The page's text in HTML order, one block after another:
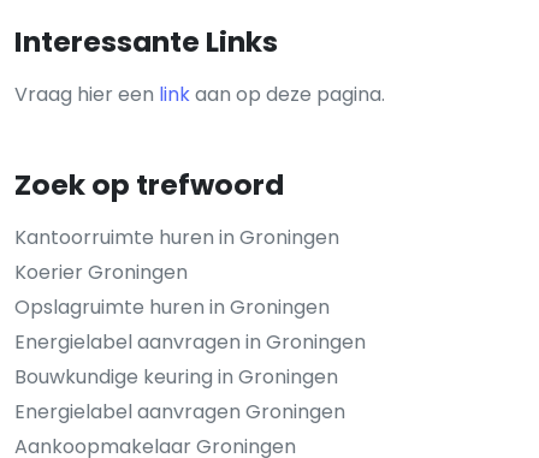
Interessante Links
Vraag hier een linkaan op deze pagina.
Zoek op trefwoord
Kantoorruimte huren in Groningen
Koerier Groningen
Opslagruimte huren in Groningen
Energielabel aanvragen in Groningen
Bouwkundige keuring in Groningen
Energielabel aanvragen Groningen
Aankoopmakelaar Groningen